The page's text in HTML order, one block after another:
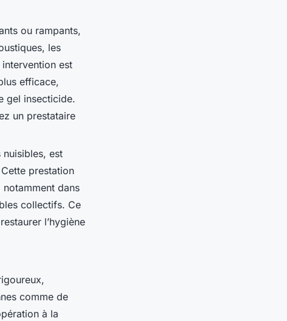
ou rampants,
les
est
efficace,
gel insecticide.
un prestataire
est
prestation
dans
collectifs. Ce
l’hygiène
comme de
à la